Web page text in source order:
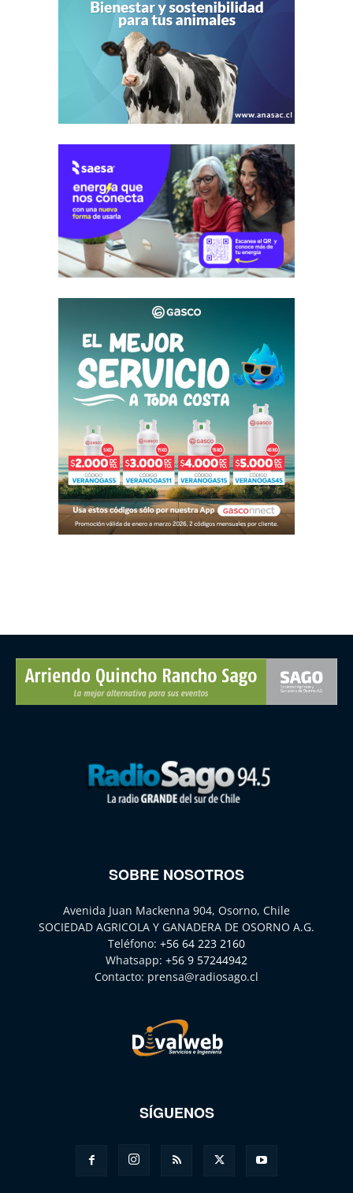
SOBRE NOSOTROS
Avenida Juan Mackenna 904, Osorno, Chile
SOCIEDAD AGRICOLA Y GANADERA DE OSORNO A.G.
Teléfono: +56 64 223 2160
Whatsapp: +56 9 57244942
Contacto: prensa@radiosago.cl
SÍGUENOS